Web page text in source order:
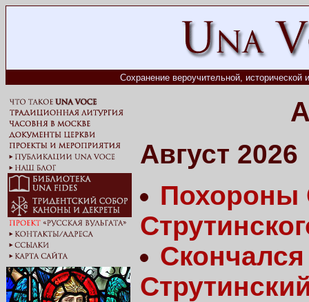
Сохранение вероучительной, исторической
Август 2026
Похороны